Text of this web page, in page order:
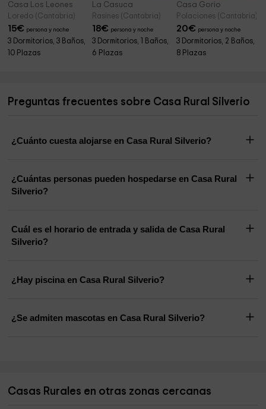
Casa Los Leones
Loredo (Cantabria)
15€ persona y noche
3 Dormitorios, 3 Baños,
10 Plazas
La Casuca
Rasines (Cantabria)
18€ persona y noche
3 Dormitorios, 1 Baños,
6 Plazas
Casa Gorio
Polaciones (Cantabria)
20€ persona y noche
3 Dormitorios, 2 Baños,
8 Plazas
Preguntas frecuentes sobre Casa Rural Silverio
¿Cuánto cuesta alojarse en Casa Rural Silverio?
¿Cuántas personas pueden hospedarse en Casa Rural
Silverio?
Cuál es el horario de entrada y salida de Casa Rural
Silverio?
¿Hay piscina en Casa Rural Silverio?
¿Se admiten mascotas en Casa Rural Silverio?
Casas Rurales en otras zonas cercanas